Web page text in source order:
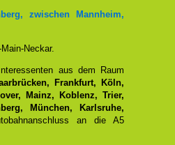
zwischen Mannheim,
Neckar.
aus dem Raum
Frankfurt, Köln,
Mainz, Koblenz, Trier,
München, Karlsruhe,
an die A5